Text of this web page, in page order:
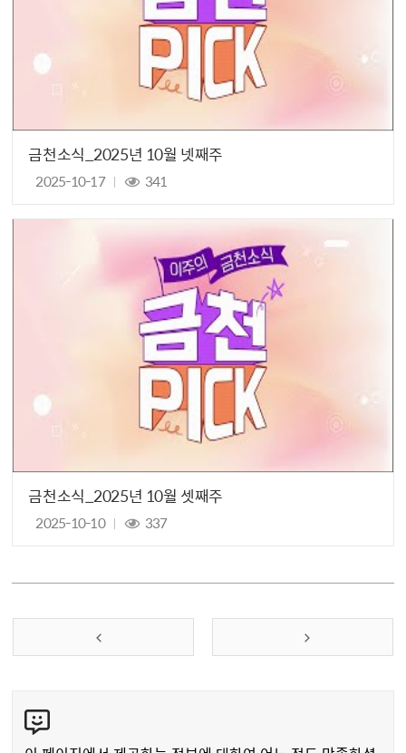
금천소식_2025년 10월 넷째주
2025-10-17 341
금천소식_2025년 10월 셋째주
2025-10-10 337
텐
츠